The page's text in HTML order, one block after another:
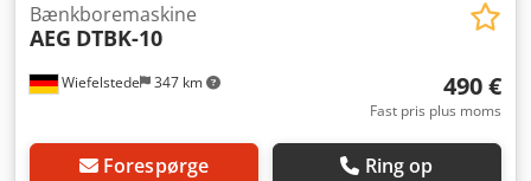
Wiefelstede 347 km
Bænkboremaskine
AEG DTBK-10
490 €
Fast pris plus moms
Forespørge Ring op